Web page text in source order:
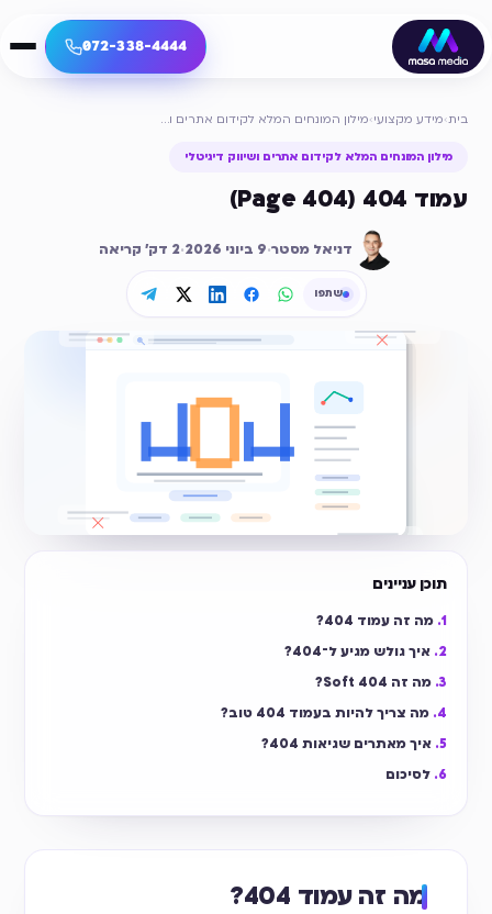
072-338-4444
בית›מידע מקצועי› מילון המונחים המלא לקידום אתרים ושיווק דיגיטלי
מילון המונחים המלא לקידום אתרים ושיווק דיגיטלי
עמוד 404 (404 Page)
דניאל מסטר·9 ביוני 2026 ·
2 דק׳ קריאה
שתפו
מה זה עמוד 404?
תוכן עניינים
מה זה עמוד 404?
איך גולש מגיע ל־404?
מה זה Soft 404?
מה צריך להיות בעמוד 404 טוב?
איך מאתרים שגיאות 404?
לסיכום